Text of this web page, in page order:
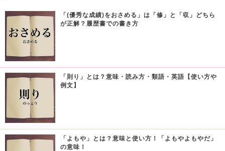
「(優秀な成績)をおさめる」は「修」と「収」どちら
が正解？履歴書での書き方
「則り」とは？意味・読み方・類語・英語【使い方や
例文】
「よもや」とは？意味と使い方！「よもやよもやだ」
の意味！